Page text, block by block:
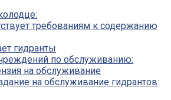
требованиям к содержанию
гидранты
по обслуживанию:
на обслуживание
на обслуживание гидрантов: